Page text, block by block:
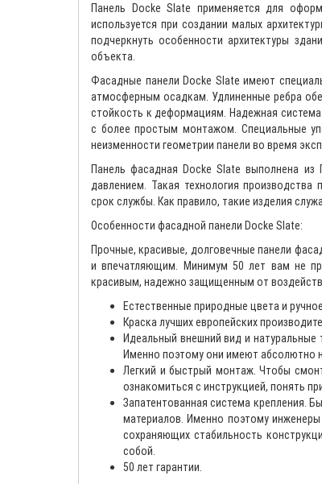
Панель Docke Slate применяется для
используется при создании малых
подчеркнуть особенности архитектуры
объекта.
Фасадные панели Docke Slate имеют
атмосферным осадкам. Удлиненные ребра
стойкость к деформациям. Надежная
с более простым монтажом. Специальные
неизменности геометрии панели во время
Панель фасадная Docke Slate выполнена из
давлением. Такая технология
срок службы. Как правило, такие изделия
Особенности фасадной панели Docke Slate:
Прочные, красивые, долговечные панели
и впечатляющим. Минимум 50 лет вам не
красивым, надежно защищенным от
Естественные природные цвета и
Краска лучших европейских
Идеальный внешний вид и натуральные
Именно поэтому они имеют абсолютно
Легкий и быстрый монтаж. Чтобы
ознакомиться с инструкцией, понять
Запатентованная система крепления.
материалов. Именно поэтому
сохраняющих стабильность
собой.
50 лет гарантии.